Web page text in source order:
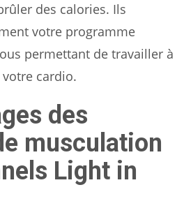
des calories. Ils
votre programme
permettant de travailler à
cardio.
des
musculation
Light in